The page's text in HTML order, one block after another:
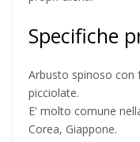
Specifiche
Arbusto spinoso con
picciolate.
E' molto comune
Corea, Giappone.